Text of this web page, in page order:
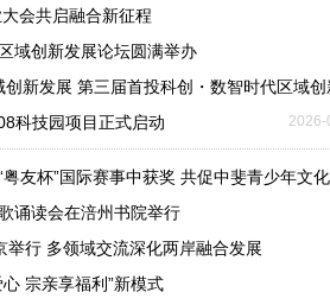
会共启融合新征程
域创新发展论坛圆满举办
新发展 第三届首投科创・数智时代区域
科技园项目正式启动
2026-
友杯”国际赛事中获奖 共促中斐青少年文
诵读会在涪州书院举行
举行 多领域交流深化两岸融合发展
宗亲享福利”新模式